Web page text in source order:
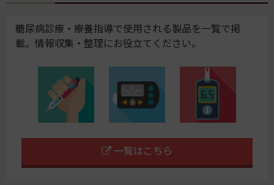
糖尿病診療・療養指導で使用される製品を一覧で掲
載。情報収集・整理にお役立てください。
一覧はこちら